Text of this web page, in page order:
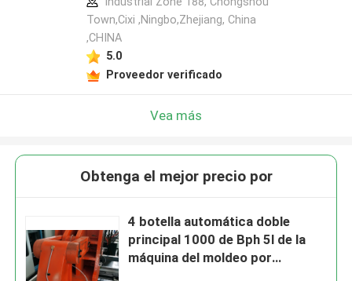
Town,Cixi ,Ningbo,Zhejiang, China
,CHINA
5.0
Proveedor verificado
Vea más
Obtenga el mejor precio por
4 botella automática doble
principal 1000 de Bph 5l de la
máquina del moldeo por